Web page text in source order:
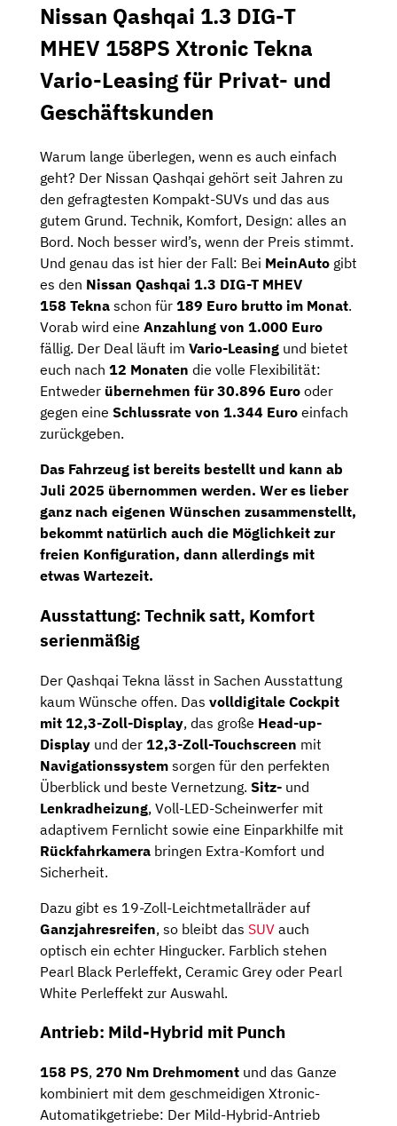
Nissan Qashqai 1.3 DIG-T
MHEV 158PS Xtronic Tekna
Vario-Leasing für Privat- und
Geschäftskunden
Warum lange überlegen, wenn es auch einfach
geht? Der Nissan Qashqai gehört seit Jahren zu
den gefragtesten Kompakt-SUVs und das aus
gutem Grund. Technik, Komfort, Design: alles an
Bord. Noch besser wird’s, wenn der Preis stimmt.
Und genau das ist hier der Fall: Bei MeinAuto gibt
es den Nissan Qashqai 1.3 DIG-T MHEV
158 Tekna schon für 189 Euro brutto im Monat.
Vorab wird eine Anzahlung von 1.000 Euro
fällig. Der Deal läuft im Vario-Leasing und bietet
euch nach 12 Monaten die volle Flexibilität:
Entweder übernehmen für 30.896 Euro oder
gegen eine Schlussrate von 1.344 Euro einfach
zurückgeben.
Das Fahrzeug ist bereits bestellt und kann ab
Juli 2025 übernommen werden. Wer es lieber
ganz nach eigenen Wünschen zusammenstellt,
bekommt natürlich auch die Möglichkeit zur
freien Konfiguration, dann allerdings mit
etwas Wartezeit.
Ausstattung: Technik satt, Komfort
serienmäßig
Der Qashqai Tekna lässt in Sachen Ausstattung
kaum Wünsche offen. Das volldigitale Cockpit
mit 12,3-Zoll-Display, das große Head-up-
Display und der 12,3-Zoll-Touchscreen mit
Navigationssystem sorgen für den perfekten
Überblick und beste Vernetzung. Sitz- und
Lenkradheizung, Voll-LED-Scheinwerfer mit
adaptivem Fernlicht sowie eine Einparkhilfe mit
Rückfahrkamera bringen Extra-Komfort und
Sicherheit.
Dazu gibt es 19-Zoll-Leichtmetallräder auf
Ganzjahresreifen, so bleibt das SUV auch
optisch ein echter Hingucker. Farblich stehen
Pearl Black Perleffekt, Ceramic Grey oder Pearl
White Perleffekt zur Auswahl.
Antrieb: Mild-Hybrid mit Punch
158 PS, 270 Nm Drehmoment und das Ganze
kombiniert mit dem geschmeidigen Xtronic-
Automatikgetriebe: Der Mild-Hybrid-Antrieb